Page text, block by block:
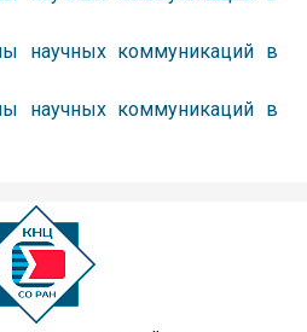
научных коммуникаций в
научных коммуникаций в